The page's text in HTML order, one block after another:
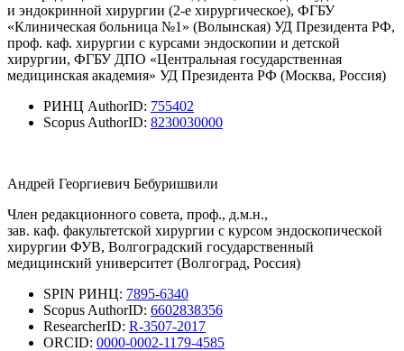
и эндокринной хирургии (2-е хирургическое), ФГБУ
«Клиническая больница №1» (Волынская) УД Президента РФ,
проф. каф. хирургии с курсами эндоскопии и детской
хирургии, ФГБУ ДПО «Центральная государственная
медицинская академия» УД Президента РФ (Москва, Россия)
РИНЦ AuthorID: 755402
Scopus AuthorID: 8230030000
Андрей Георгиевич Бебуришвили
Член редакционного совета, проф., д.м.н.,
зав. каф. факультетской хирургии с курсом эндоскопической
хирургии ФУВ, Волгоградский государственный
медицинский университет (Волгоград, Россия)
SPIN РИНЦ: 7895-6340
Scopus AuthorID: 6602838356
ResearcherID: R-3507-2017
ORCID: 0000-0002-1179-4585